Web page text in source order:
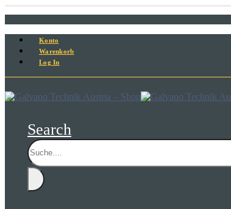
Konto
Warenkorb
Log In
Search